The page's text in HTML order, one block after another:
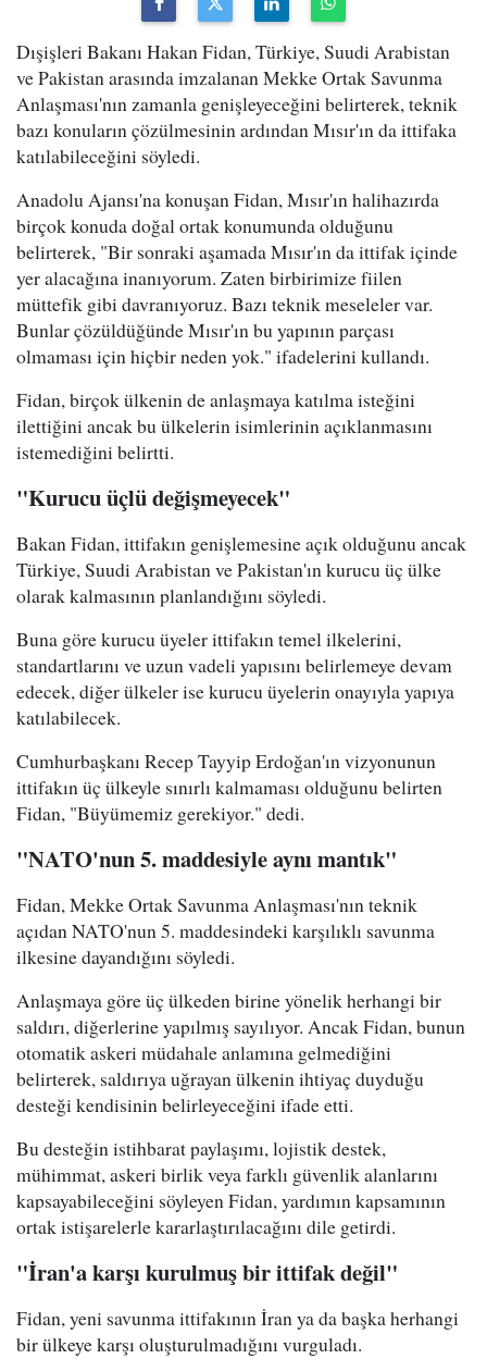
Dışişleri Bakanı Hakan Fidan, Türkiye, Suudi Arabistan
ve Pakistan arasında imzalanan Mekke Ortak Savunma
Anlaşması'nın zamanla genişleyeceğini belirterek, teknik
bazı konuların çözülmesinin ardından Mısır'ın da ittifaka
katılabileceğini söyledi.
Anadolu Ajansı'na konuşan Fidan, Mısır'ın halihazırda
birçok konuda doğal ortak konumunda olduğunu
belirterek, "Bir sonraki aşamada Mısır'ın da ittifak içinde
yer alacağına inanıyorum. Zaten birbirimize fiilen
müttefik gibi davranıyoruz. Bazı teknik meseleler var.
Bunlar çözüldüğünde Mısır'ın bu yapının parçası
olmaması için hiçbir neden yok." ifadelerini kullandı.
Fidan, birçok ülkenin de anlaşmaya katılma isteğini
ilettiğini ancak bu ülkelerin isimlerinin açıklanmasını
istemediğini belirtti.
"Kurucu üçlü değişmeyecek"
Bakan Fidan, ittifakın genişlemesine açık olduğunu ancak
Türkiye, Suudi Arabistan ve Pakistan'ın kurucu üç ülke
olarak kalmasının planlandığını söyledi.
Buna göre kurucu üyeler ittifakın temel ilkelerini,
standartlarını ve uzun vadeli yapısını belirlemeye devam
edecek, diğer ülkeler ise kurucu üyelerin onayıyla yapıya
katılabilecek.
Cumhurbaşkanı Recep Tayyip Erdoğan'ın vizyonunun
ittifakın üç ülkeyle sınırlı kalmaması olduğunu belirten
Fidan, "Büyümemiz gerekiyor." dedi.
"NATO'nun 5. maddesiyle aynı mantık"
Fidan, Mekke Ortak Savunma Anlaşması'nın teknik
açıdan NATO'nun 5. maddesindeki karşılıklı savunma
ilkesine dayandığını söyledi.
Anlaşmaya göre üç ülkeden birine yönelik herhangi bir
saldırı, diğerlerine yapılmış sayılıyor. Ancak Fidan, bunun
otomatik askeri müdahale anlamına gelmediğini
belirterek, saldırıya uğrayan ülkenin ihtiyaç duyduğu
desteği kendisinin belirleyeceğini ifade etti.
Bu desteğin istihbarat paylaşımı, lojistik destek,
mühimmat, askeri birlik veya farklı güvenlik alanlarını
kapsayabileceğini söyleyen Fidan, yardımın kapsamının
ortak istişarelerle kararlaştırılacağını dile getirdi.
"İran'a karşı kurulmuş bir ittifak değil"
Fidan, yeni savunma ittifakının İran ya da başka herhangi
bir ülkeye karşı oluşturulmadığını vurguladı.